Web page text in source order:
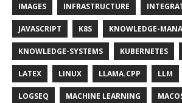
IMAGES INFRASTRUCTURE
JAVASCRIPT K8S KNOWLEDGE-
KNOWLEDGE-SYSTEMS KUBERNETES
LATEX LINUX LLAMA.CPP LLM
LOGSEQ MACHINE LEARNING